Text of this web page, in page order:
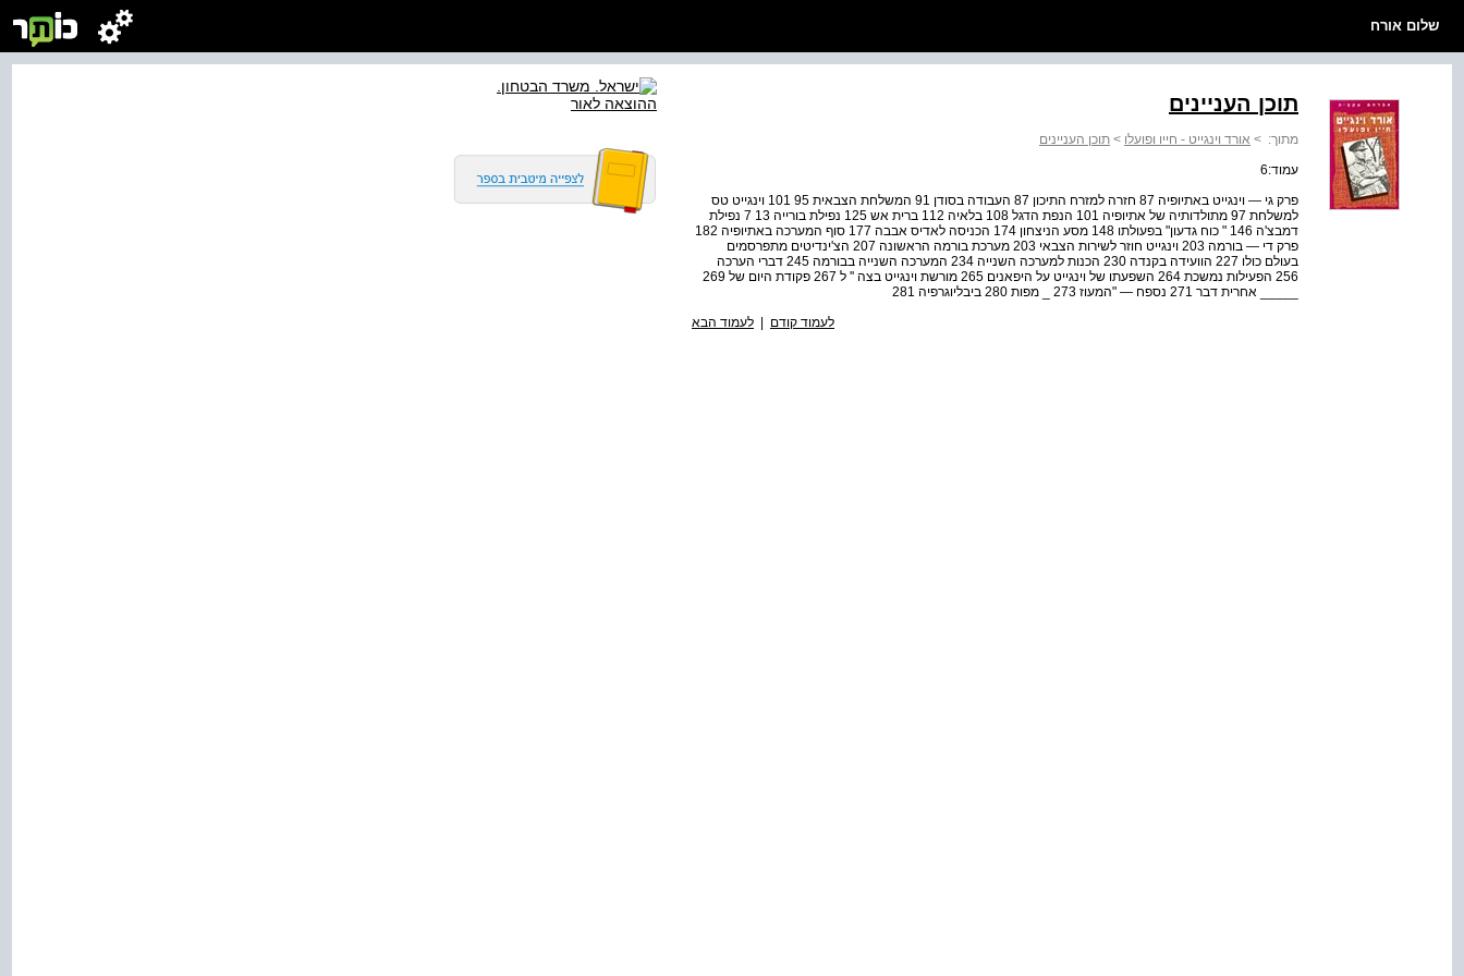
שלום אורח
תוכן העניינים
מתוך: > אורד וינגייט - חייו ופועלו > תוכן העניינים
עמוד:6
פרק גי — וינגייט באתיופיה 87 חזרה למזרח התיכון 87 העבודה בסודן 91 המשלחת הצבאית 95 101 וינגייט טס
למשלחת 97 מתולדותיה של אתיופיה 101 הנפת הדגל 108 בלאיה 112 ברית אש 125 נפילת בורייה 13 7 נפילת
דמבצ'ה 146 " כוח גדעון" בפעולתו 148 מסע הניצחון 174 הכניסה לאדיס אבבה 177 סוף המערכה באתיופיה 182
פרק די — בורמה 203 וינגייט חוזר לשירות הצבאי 203 מערכת בורמה הראשונה 207 הצ'ינדיטים מתפרסמים
בעולם כולו 227 הוועידה בקנדה 230 הכנות למערכה השנייה 234 המערכה השנייה בבורמה 245 דברי הערכה
256 הפעילות נמשכת 264 השפעתו של וינגייט על היפאנים 265 מורשת וינגייט בצה '' ל 267 פקודת היום של 269
_____ אחרית דבר 271 נספח — "המעוז 273 _ מפות 280 ביבליוגרפיה 281
לעמוד קודם | לעמוד הבא